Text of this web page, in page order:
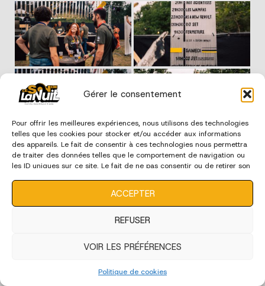
Gérer le consentement
Pour offrir les meilleures expériences, nous utilisons des technologies
telles que les cookies pour stocker et/ou accéder aux informations
des appareils. Le fait de consentir à ces technologies nous permettra
de traiter des données telles que le comportement de navigation ou
les ID uniques sur ce site. Le fait de ne pas consentir ou de retirer son
ACCEPTER
REFUSER
VOIR LES PRÉFÉRENCES
Politique de cookies